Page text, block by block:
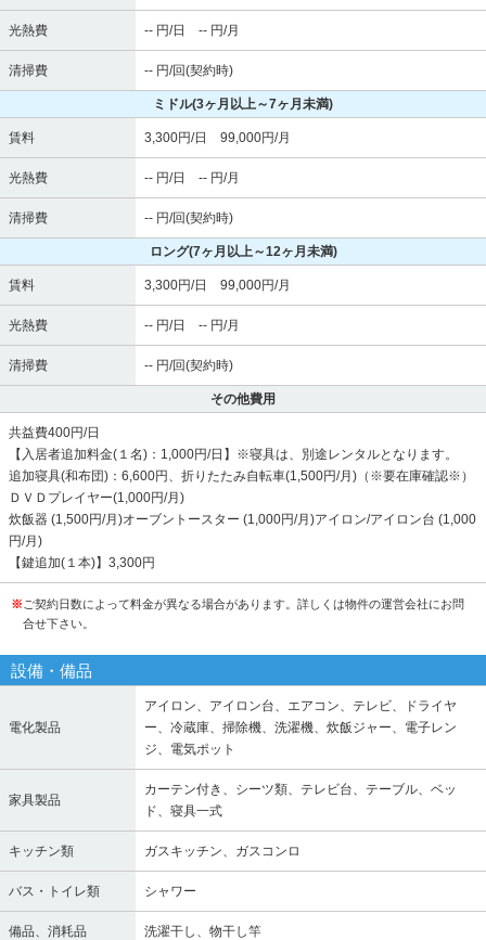
光熱費 -- 円/日 -- 円/月
清掃費 -- 円/回(契約時)
ミドル(3ヶ月以上～7ヶ月未満)
賃料 3,300円/日 99,000円/月
光熱費 -- 円/日 -- 円/月
清掃費 -- 円/回(契約時)
ロング(7ヶ月以上～12ヶ月未満)
賃料 3,300円/日 99,000円/月
光熱費 -- 円/日 -- 円/月
清掃費 -- 円/回(契約時)
その他費用
共益費400円/日
【入居者追加料金(１名)：1,000円/日】※寝具は、別途レンタルとなります。
追加寝具(和布団)：6,600円、折りたたみ自転車(1,500円/月)（※要在庫確認※）
ＤＶＤプレイヤー(1,000円/月)
炊飯器 (1,500円/月)オーブントースター (1,000円/月)アイロン/アイロン台 (1,000
円/月)
【鍵追加(１本)】3,300円
※ ご契約日数によって料金が異なる場合があります。詳しくは物件の運営会社にお問
合せ下さい。
設備・備品
電化製品
アイロン、アイロン台、エアコン、テレビ、ドライヤ
ー、冷蔵庫、掃除機、洗濯機、炊飯ジャー、電子レン
ジ、電気ポット
家具製品
カーテン付き、シーツ類、テレビ台、テーブル、ベッ
ド、寝具一式
キッチン類 ガスキッチン、ガスコンロ
バス・トイレ類 シャワー
備品、消耗品 洗濯干し、物干し竿